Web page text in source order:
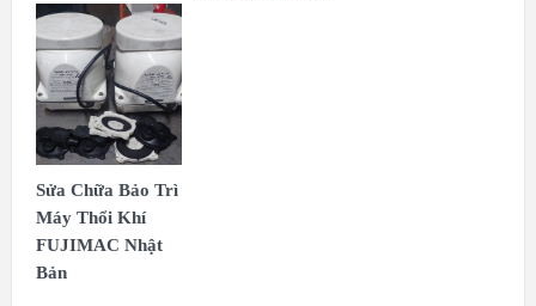
Sửa Chữa Bảo Trì
Máy Thổi Khí
FUJIMAC Nhật
Bản